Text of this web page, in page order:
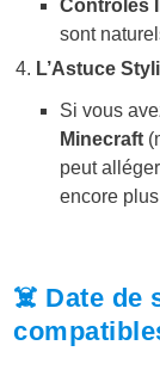
Contrôles
sont
L’Astuce
Si vous
Minecraft
peut
encore
☠️ Date de